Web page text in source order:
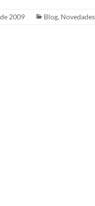
2009 Blog, Novedades